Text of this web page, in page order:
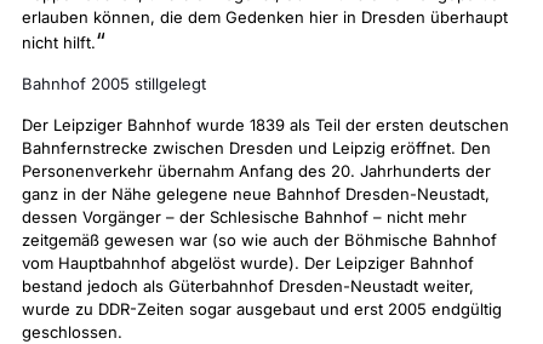
erlauben können, die dem Gedenken hier in Dresden überhaupt
nicht hilft.“
Bahnhof 2005 stillgelegt
Der Leipziger Bahnhof wurde 1839 als Teil der ersten deutschen
Bahnfernstrecke zwischen Dresden und Leipzig eröffnet. Den
Personenverkehr übernahm Anfang des 20. Jahrhunderts der
ganz in der Nähe gelegene neue Bahnhof Dresden-Neustadt,
dessen Vorgänger – der Schlesische Bahnhof – nicht mehr
zeitgemäß gewesen war (so wie auch der Böhmische Bahnhof
vom Hauptbahnhof abgelöst wurde). Der Leipziger Bahnhof
bestand jedoch als Güterbahnhof Dresden-Neustadt weiter,
wurde zu DDR-Zeiten sogar ausgebaut und erst 2005 endgültig
geschlossen.